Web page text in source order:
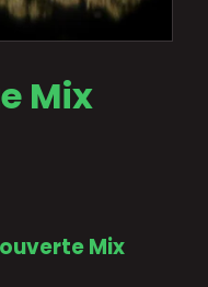
Mix
Mix